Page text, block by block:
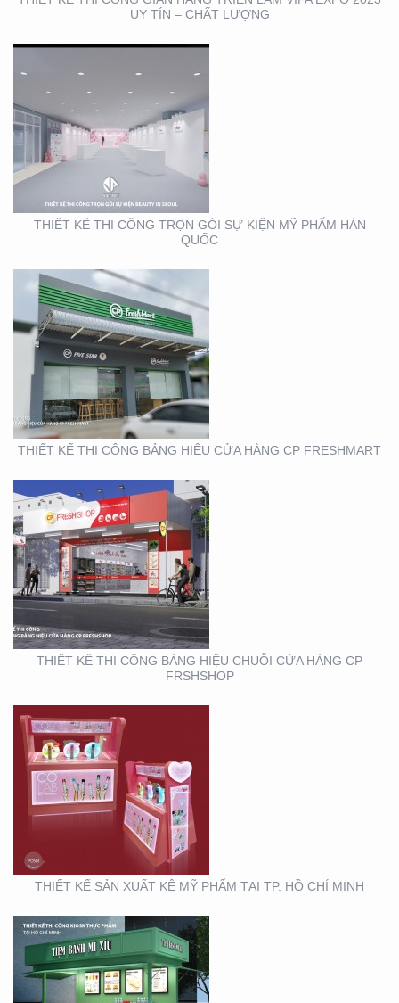
UY TÍN – CHẤT LƯỢNG
THIẾT KẾ THI CÔNG TRỌN GÓI SỰ KIỆN MỸ PHẨM HÀN
QUỐC
THIẾT KẾ THI CÔNG
BẢNG HIỆU CỬA HÀNG
CP FRESHMART
THIẾT KẾ THI CÔNG BẢNG HIỆU CỬA HÀNG CP FRESHMART
THIẾT KẾ THI CÔNG
BẢNG HIỆU CHUỖI CỬA
HÀNG CP FRSHSHOP
THIẾT KẾ THI CÔNG BẢNG HIỆU CHUỖI CỬA HÀNG CP
FRSHSHOP
THIẾT KẾ SẢN XUẤT KỆ
MỸ PHẨM TẠI TP. HỒ
CHÍ MINH
THIẾT KẾ SẢN XUẤT KỆ MỸ PHẨM TẠI TP. HỒ CHÍ MINH
THIẾT KẾ THI CÔNG
KIOSK THỰC PHẨM TẠI
TP. HỒ CHÍ MINH
THIẾT KẾ THI CÔNG